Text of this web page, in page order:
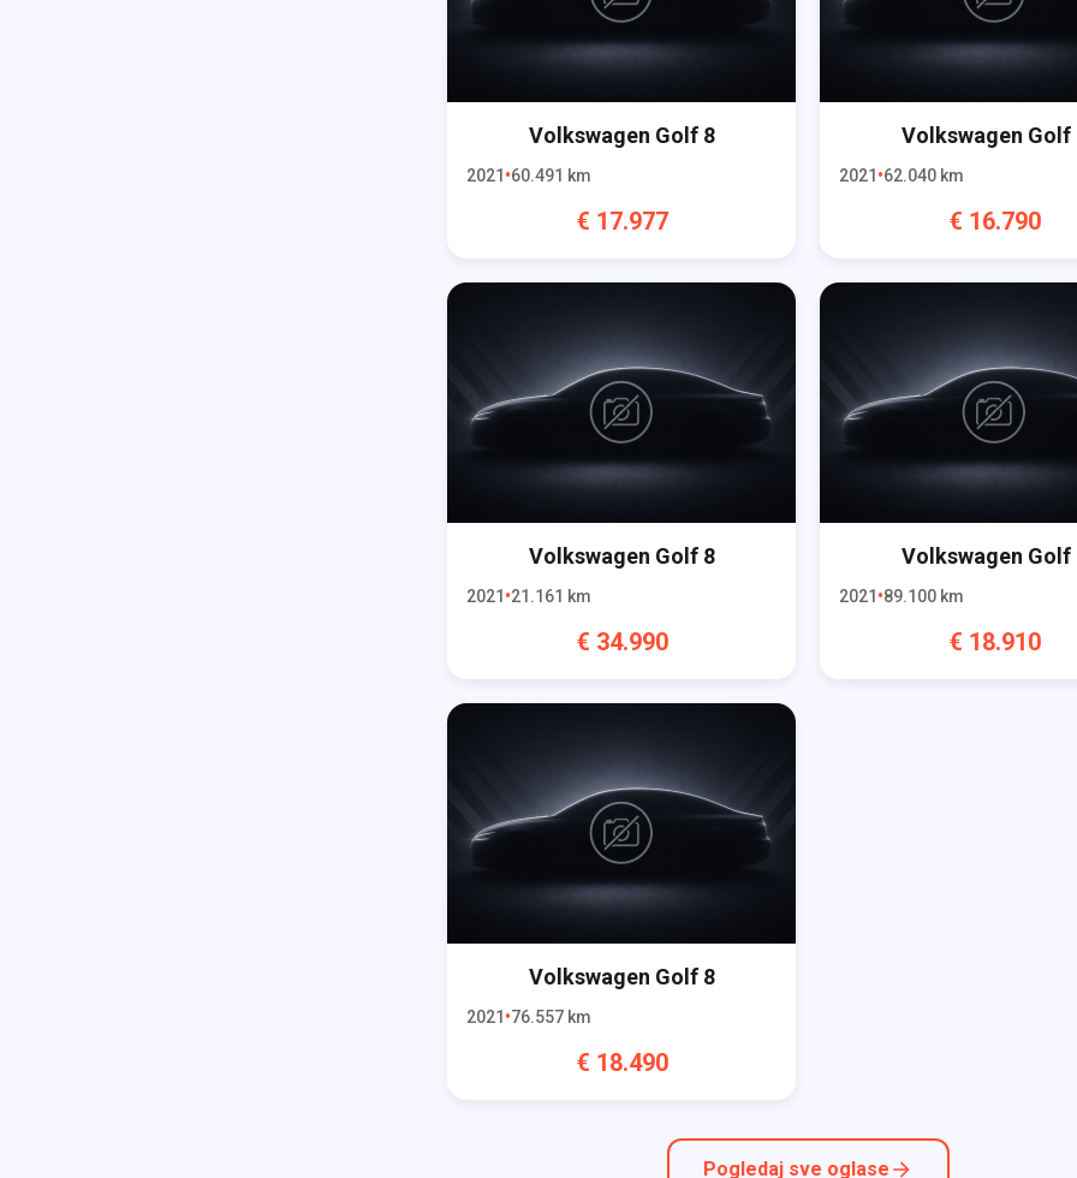
Volkswagen Golf 8
2021 60.491 km
€ 17.977
Volkswagen Golf
2021 62.040 km
€ 16.790
Volkswagen Golf 8
2021 21.161 km
€ 34.990
Volkswagen Golf
2021 89.100 km
€ 18.910
Volkswagen Golf 8
2021 76.557 km
€ 18.490
Pogledaj sve oglase